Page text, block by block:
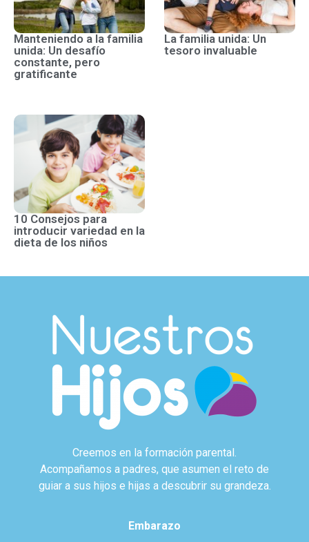
Manteniendo a la familia
unida: Un desafío
constante, pero
gratificante
La familia unida: Un
tesoro invaluable
10 Consejos para
introducir variedad en la
dieta de los niños
Creemos en la formación parental.
Acompañamos a padres, que asumen el reto de
guiar a sus hijos e hijas a descubrir su grandeza.
Embarazo